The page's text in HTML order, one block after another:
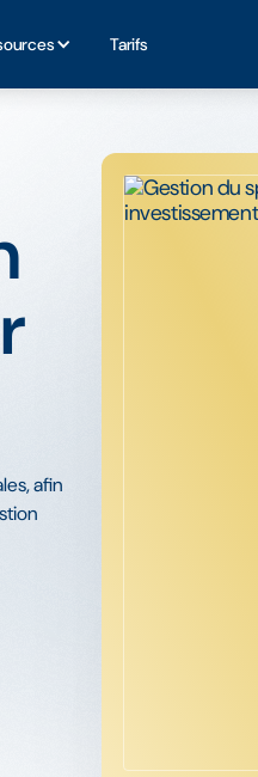
Tarifs
afin